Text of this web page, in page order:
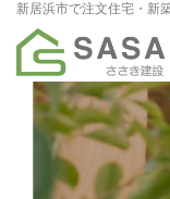
新居浜市で注文住宅・新